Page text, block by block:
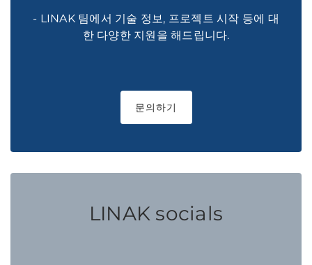
- LINAK 팀에서 기술 정보, 프로젝트 시작 등에 대
한 다양한 지원을 해드립니다.
문의하기
LINAK socials